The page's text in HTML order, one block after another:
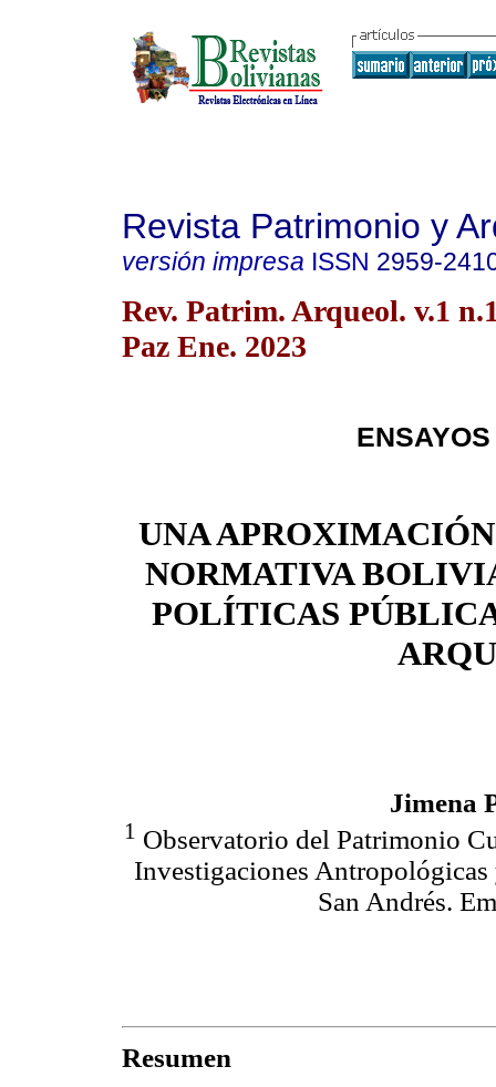
Revista Patrimonio y
versión impresa ISSN 2959-
Rev. Patrim. Arqueol. v.1
Paz Ene. 2023
UNA
NORMATIVA
POLÍTICAS
Jimena
1 Observatorio del Patrimonio
Investigaciones
San Andrés.
Resumen